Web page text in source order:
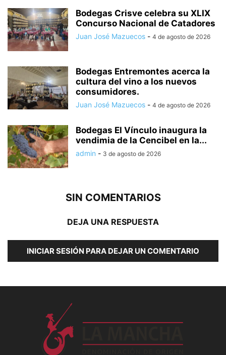
Bodegas Crisve celebra su XLIX
Concurso Nacional de Catadores
Juan José Mazuecos - 4 de agosto de 2026
Bodegas Entremontes acerca la
cultura del vino a los nuevos
consumidores.
Juan José Mazuecos - 4 de agosto de 2026
Bodegas El Vínculo inaugura la
vendimia de la Cencibel en la...
admin - 3 de agosto de 2026
SIN COMENTARIOS
DEJA UNA RESPUESTA
INICIAR SESIÓN PARA DEJAR UN COMENTARIO